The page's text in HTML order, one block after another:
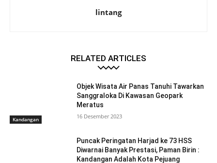
lintang
RELATED ARTICLES
Kandangan
Objek Wisata Air Panas Tanuhi Tawarkan
Sanggraloka Di Kawasan Geopark
Meratus
16 Desember 2023
Puncak Peringatan Harjad ke 73 HSS
Diwarnai Banyak Prestasi, Paman Birin :
Kandangan Adalah Kota Pejuang